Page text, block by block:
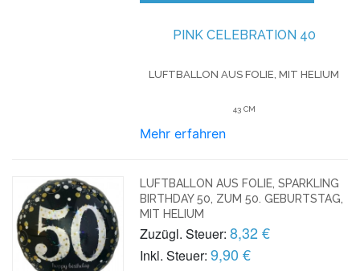
PINK CELEBRATION 40
LUFTBALLON AUS FOLIE, MIT HELIUM
43 CM
Mehr erfahren
LUFTBALLON AUS FOLIE, SPARKLING
BIRTHDAY 50, ZUM 50. GEBURTSTAG,
MIT HELIUM
Zuzügl. Steuer: 8,32 €
Inkl. Steuer: 9,90 €